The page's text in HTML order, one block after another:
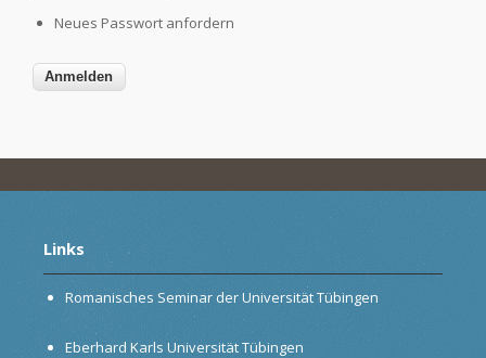
Neues Passwort anfordern
Links
Romanisches Seminar der Universität Tübingen
Eberhard Karls Universität Tübingen